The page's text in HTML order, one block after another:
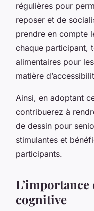
régulières pour
reposer et de
prendre en compte
chaque participant,
alimentaires pour
matière
Ainsi, en adoptant
contribuerez à
de dessin pour
stimulantes et
participants.
cognitive